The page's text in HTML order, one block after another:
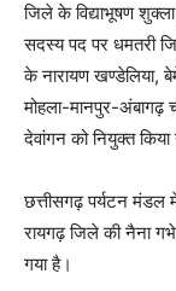
जिले के विद्याभूषण
सदस्य पद पर धमतरी
के नारायण खण्डेलिया,
मोहला-मानपुर-
देवांगन को नियुक्त किया
छत्तीसगढ़ पर्यटन मंडल
रायगढ़ जिले की नैना
गया है।